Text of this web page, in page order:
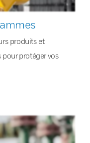
produits et
protéger vos